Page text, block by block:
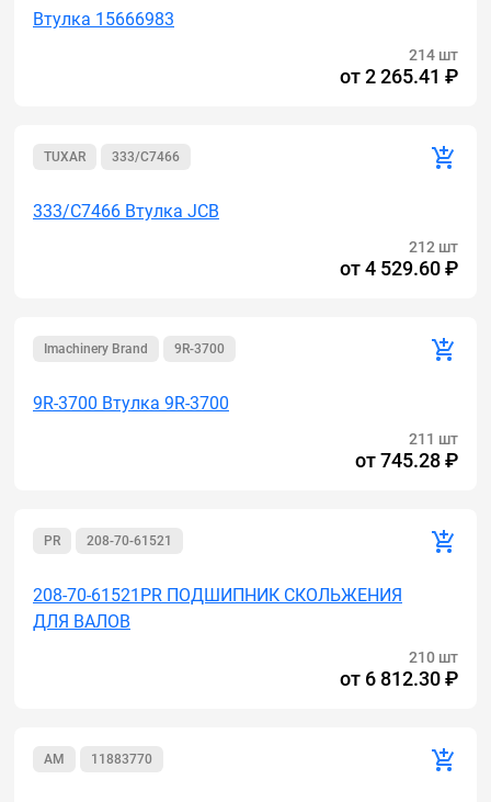
Втулка 15666983
214 шт
от2 265.41 ₽
TUXAR 333/C7466
333/C7466 Втулка JCB
212 шт
от4 529.60 ₽
Imachinery Brand 9R-3700
9R-3700 Втулка 9R-3700
211 шт
от745.28 ₽
PR 208-70-61521
208-70-61521PR ПОДШИПНИК СКОЛЬЖЕНИЯ
ДЛЯ ВАЛОВ
210 шт
от 6 812.30 ₽
AM 11883770